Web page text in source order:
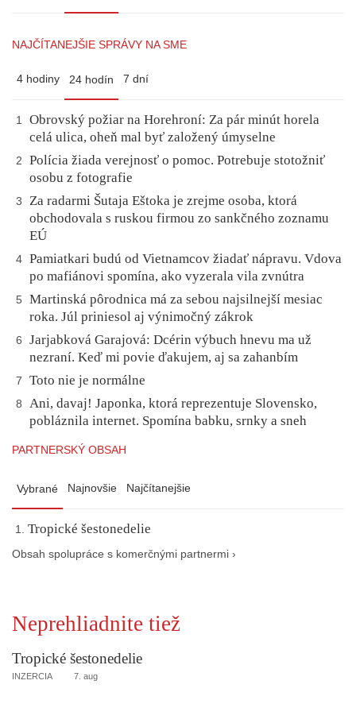
NAJČÍTANEJŠIE SPRÁVY NA SME
4 hodiny 24 hodín 7 dní
1
Obrovský požiar na Horehroní: Za pár minút horela
celá ulica, oheň mal byť založený úmyselne
2
Polícia žiada verejnosť o pomoc. Potrebuje stotožniť
osobu z fotografie
3
Za radarmi Šutaja Eštoka je zrejme osoba, ktorá
obchodovala s ruskou firmou zo sankčného zoznamu
EÚ
4 Pamiatkari budú od Vietnamcov žiadať nápravu. Vdova
po mafiánovi spomína, ako vyzerala vila zvnútra
5
Martinská pôrodnica má za sebou najsilnejší mesiac
roka. Júl priniesol aj výnimočný zákrok
6
Jarjabková Garajová: Dcérin výbuch hnevu ma už
nezraní. Keď mi povie ďakujem, aj sa zahanbím
7 Toto nie je normálne
8
Ani, davaj! Japonka, ktorá reprezentuje Slovensko,
pobláznila internet. Spomína babku, srnky a sneh
PARTNERSKÝ OBSAH
Vybrané Najnovšie Najčítanejšie
Tropické šestonedelie
Obsah spolupráce s komerčnými partnermi ›
Neprehliadnite tiež
Tropické šestonedelie
INZERCIA 7. aug